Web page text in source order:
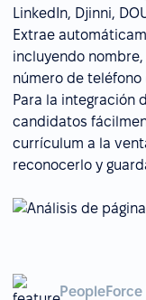
LinkedIn, Djinni,
Extrae
incluyendo
número de
Para la integración
candidatos
currículum a la
reconocerlo y